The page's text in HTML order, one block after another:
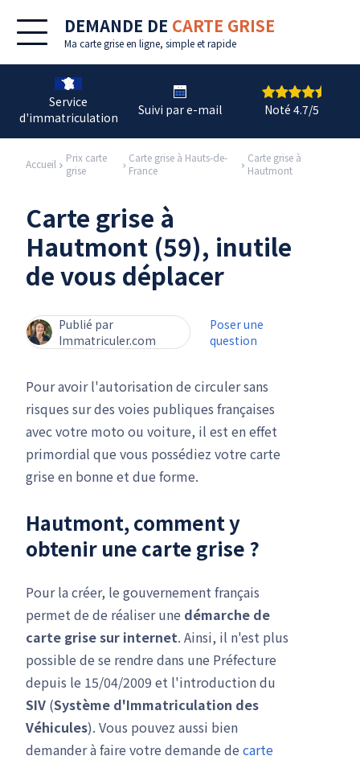
DEMANDE DE CARTE GRISE
Ma carte grise en ligne, simple et rapide
Service
d'immatriculation
Suivi par e-mail Noté 4.7/5
Accueil
Prix carte
grise
Carte grise à Hauts-de-
France
Carte grise à
Hautmont
Carte grise à
Hautmont (59), inutile
de vous déplacer
Publié par
Immatriculer.com
Poser une
question
Pour avoir l'autorisation de circuler sans
risques sur des voies publiques françaises
avec votre moto ou voiture, il est en effet
primordial que vous possédiez votre carte
grise en bonne et due forme.
Hautmont, comment y
obtenir une carte grise ?
Pour la créer, le gouvernement français
permet de de réaliser une démarche de
carte grisesur internet. Ainsi, il n'est plus
possible de se rendre dans une Préfecture
depuis le 15/04/2009 et l'introduction du
SIV (Système d'Immatriculation des
Véhicules). Vous pouvez aussi bien
demander à faire votre demande de carte